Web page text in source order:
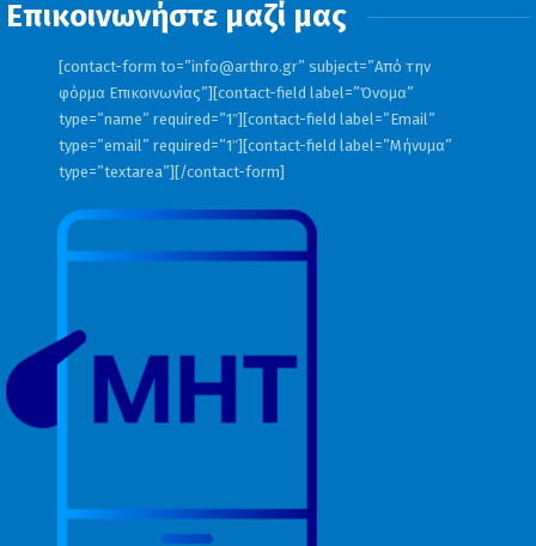
χρήσης ναρκωτικών.
Επικοινωνήστε μαζί μας
[contact-form to=”info@arthro.gr” subject=”Από την
φόρμα Επικοινωνίας”][contact-field label=”Όνομα”
type=”name” required=”1″][contact-field label=”Email”
type=”email” required=”1″][contact-field label=”Μήνυμα”
type=”textarea”][/contact-form]